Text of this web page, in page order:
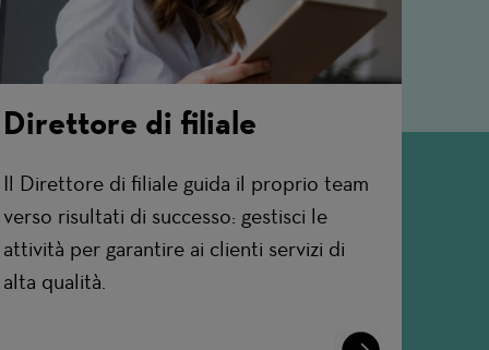
Direttore di filiale
Il Direttore di filiale guida il proprio team
verso risultati di successo: gestisci le
attività per garantire ai clienti servizi di
alta qualità.